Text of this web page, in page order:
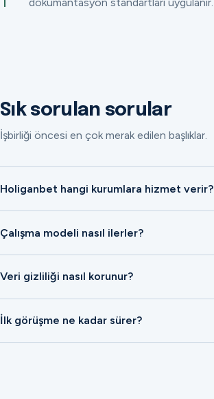
Sık sorulan sorular
İşbirliği öncesi en çok merak edilen başlıklar.
Holiganbet hangi kurumlara hizmet verir?
Çalışma modeli nasıl ilerler?
Veri gizliliği nasıl korunur?
İlk görüşme ne kadar sürer?